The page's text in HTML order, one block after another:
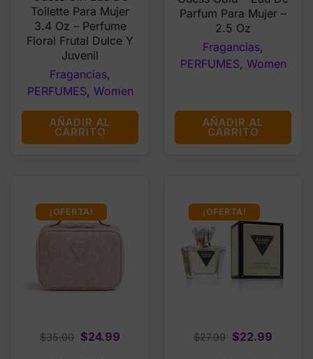
$30.99.$22.99.
Toilette Para Mujer
3.4 Oz – Perfume
Floral Frutal Dulce Y
Juvenil
Fragancias,
PERFUMES, Women
AÑADIR AL
CARRITO
$29.99.$24.99.
Parfum Para Mujer –
2.5 Oz
Fragancias,
PERFUMES, Women
AÑADIR AL
CARRITO
¡OFERTA!
$35.00 Original
$24.99
¡OFERTA!
$27.99 Original
$22.99